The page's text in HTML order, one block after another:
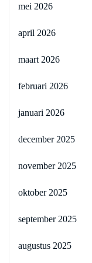
mei 2026
april 2026
maart 2026
februari 2026
januari 2026
december 2025
november 2025
oktober 2025
september 2025
augustus 2025